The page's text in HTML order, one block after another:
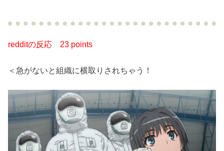
redditの反応 23 points
＜急がないと組織に横取りされちゃう！